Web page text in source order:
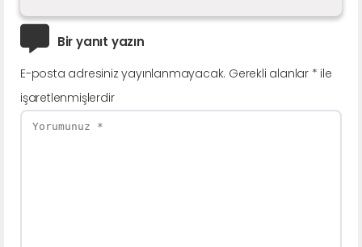
Bir yanıt yazın
E-posta adresiniz yayınlanmayacak. Gerekli alanlar * ile
işaretlenmişlerdir